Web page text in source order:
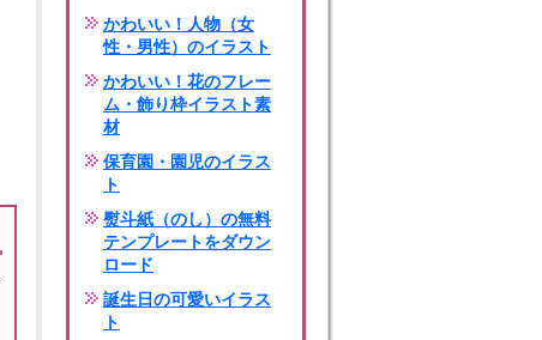
かわいい！人物（女
性・男性）のイラスト
かわいい！花のフレー
ム・飾り枠イラスト素
材
保育園・園児のイラス
ト
熨斗紙（のし）の無料
テンプレートをダウン
ロード
誕生日の可愛いイラス
ト